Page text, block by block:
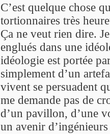
C’est quelque chose
tortionnaires très
Ça ne veut rien dire.
englués dans une
idéologie est portée
simplement d’un
vivent se persuadent
me demande pas de
d’un pavillon, d’une
un avenir